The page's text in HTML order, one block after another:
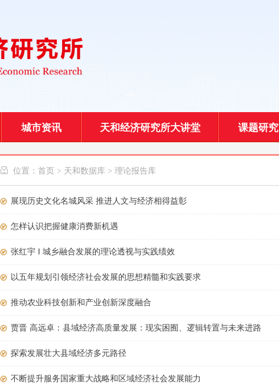
城市资讯 天和经济研究所大讲堂 课题研究
 位置： 首页 > 天和数据库 > 理论报告库
展现历史文化名城风采 推进人文与经济相得益彰
怎样认识把握健康消费新机遇
张红宇 ‖ 城乡融合发展的理论透视与实践绩效
以五年规划引领经济社会发展的思想精髓和实践要求
推动农业科技创新和产业创新深度融合
贾晋 高远卓：县域经济高质量发展：现实困囿、逻辑转置与未来进路
探索发展壮大县域经济多元路径
不断提升服务国家重大战略和区域经济社会发展能力